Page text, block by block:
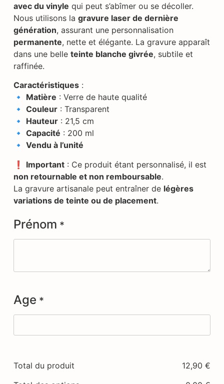
avec du vinyle qui peut s’abîmer ou se décoller.
Nous utilisons la gravure laser de dernière
génération, assurant une personnalisation
permanente, nette et élégante. La gravure apparaît
dans une belle teinte blanche givrée, subtile et
raffinée.
Caractéristiques:
🔹 Matière : Verre de haute qualité
🔹 Couleur: Transparent
🔹 Hauteur: 21,5 cm
🔹 Capacité : 200 ml
🔹 Vendu à l’unité
❗ Important: Ce produit étant personnalisé, il est
non retournable et non remboursable.
La gravure artisanale peut entraîner de légères
variations de teinte ou de placement.
Prénom *
Age *
Total du produit 12,90€